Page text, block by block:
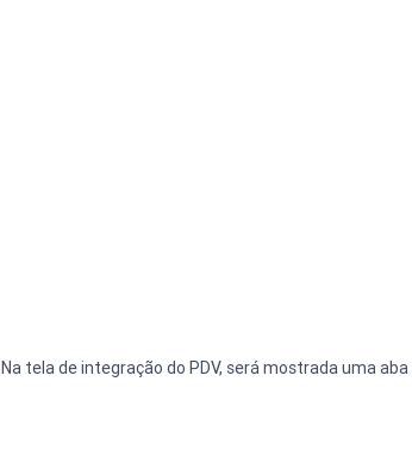
Na tela de integração do PDV, será mostrada uma